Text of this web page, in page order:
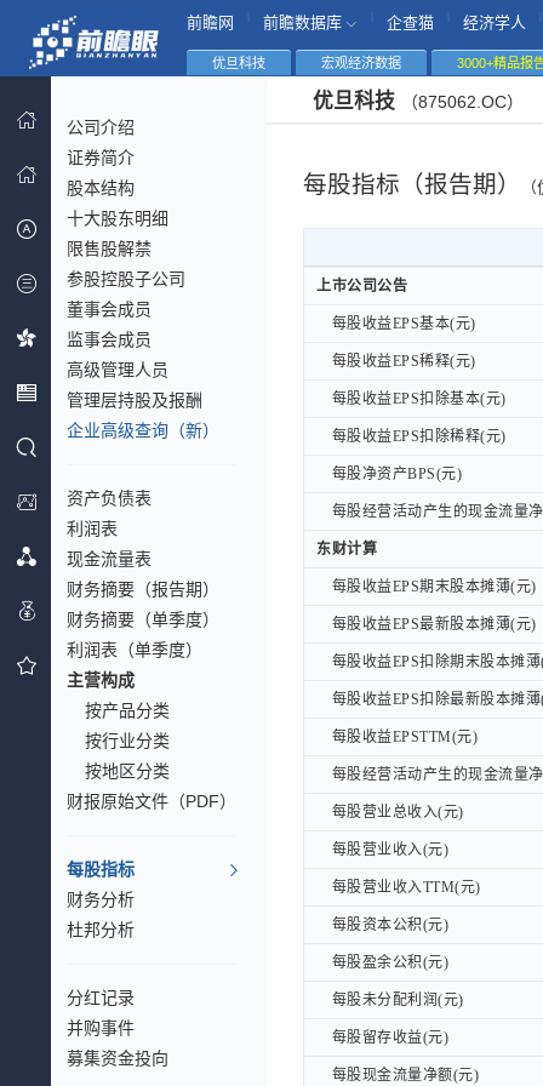
前瞻网 前瞻数据库 企查猫 经济学人
优旦科技 宏观经济数据 3000+精品报
公司介绍
证券简介
股本结构
十大股东明细
限售股解禁
参股控股子公司
董事会成员
监事会成员
高级管理人员
管理层持股及报酬
企业高级查询（新）
资产负债表
利润表
现金流量表
财务摘要（报告期）
财务摘要（单季度）
利润表（单季度）
主营构成
按产品分类
按行业分类
按地区分类
财报原始文件（PDF）
每股指标
财务分析
杜邦分析
分红记录
并购事件
募集资金投向
优旦科技 （875062.OC）
每股指标（报告期）
上市公司公告
每股收益EPS基本(元)
每股收益EPS稀释(元)
每股收益EPS扣除基本(元)
每股收益EPS扣除稀释(元)
每股净资产BPS(元)
每股经营活动产生的现金流量
东财计算
每股收益EPS期末股本摊薄(元)
每股收益EPS最新股本摊薄(元)
每股收益EPS扣除期末股本摊
每股收益EPS扣除最新股本摊
每股收益EPSTTM(元)
每股经营活动产生的现金流量
每股营业总收入(元)
每股营业收入(元)
每股营业收入TTM(元)
每股资本公积(元)
每股盈余公积(元)
每股未分配利润(元)
每股留存收益(元)
每股现金流量净额(元)
上市公司公告
每股收益EPS基本(元)
每股收益EPS稀释(元)
每股收益EPS扣除基本(元)
每股收益EPS扣除稀释(元)
每股净资产BPS(元)
每股经营活动产生的现金流量
东财计算
每股收益EPS期末股本摊薄(元)
每股收益EPS最新股本摊薄(元)
每股收益EPS扣除期末股本摊
每股收益EPS扣除最新股本摊
每股收益EPSTTM(元)
每股经营活动产生的现金流量
每股营业总收入(元)
每股营业收入(元)
每股营业收入TTM(元)
每股资本公积(元)
每股盈余公积(元)
每股未分配利润(元)
每股留存收益(元)
每股现金流量净额(元)